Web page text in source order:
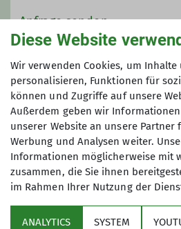
Details
Anfrage senden
Maximale Teilnehmeranzahl
6
Diese Website
Wir verwenden Cookies, um Inhalte
personalisieren, Funktionen für
können und Zugriffe auf unsere
Außerdem geben wir
unserer Website an unsere Partner
Werbung und Analysen weiter.
Informationen möglicherweise mit
zusammen, die Sie ihnen
im Rahmen Ihrer Nutzung der
ANALYTICS SYSTEM